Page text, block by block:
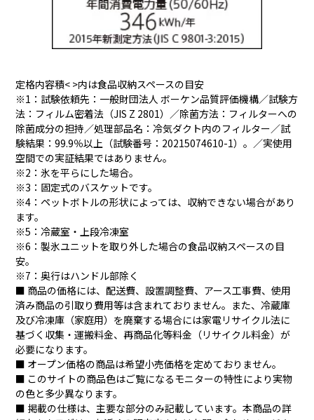
定格内容積< >内は食品収納スペースの目安
※1：試験依頼先：一般財団法人 ボーケン品質評価機構／試験方
法：フィルム密着法（JIS Z 2801）／除菌方法：フィルターへの
除菌成分の担持／処理部品名：冷気ダクト内のフィルター／試
験結果：99.9％以上（試験番号：20215074610-1）。／実使用
空間での実証結果ではありません。
※2：氷を平らにした場合。
※3：固定式のバスケットです。
※4：ペットボトルの形状によっては、収納できない場合があり
ます。
※5：冷蔵室・上段冷凍室
※6：製氷ユニットを取り外した場合の食品収納スペースの目
安。
※7：奥行はハンドル部除く
■ 商品の価格には、配送費、設置調整費、アース工事費、使用
済み商品の引取り費用等は含まれておりません。また、冷蔵庫
及び冷凍庫（家庭用）を廃棄する場合には家電リサイクル法に
基づく収集・運搬料金、再商品化等料金（リサイクル料金）が
必要になります。
■ オープン価格の商品は希望小売価格を定めておりません。
■ このサイトの商品色はご覧になるモニターの特性により実物
の色と多少異なります。
■ 掲載の仕様は、主要な部分のみ記載しています。本商品の詳